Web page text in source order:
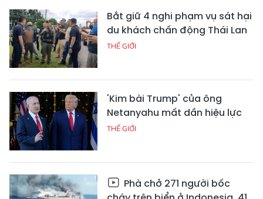
Bắt giữ 4 nghi phạm vụ sát hại
du khách chấn động Thái Lan
THẾ GIỚI
'Kim bài Trump' của ông
Netanyahu mất dần hiệu lực
THẾ GIỚI
Phà chở 271 người bốc